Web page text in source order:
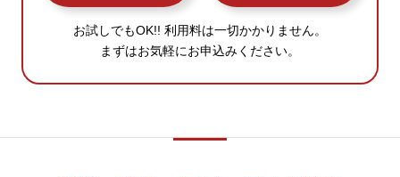
お試しでもOK!! 利用料は一切かかりません。
まずはお気軽にお申込みください。